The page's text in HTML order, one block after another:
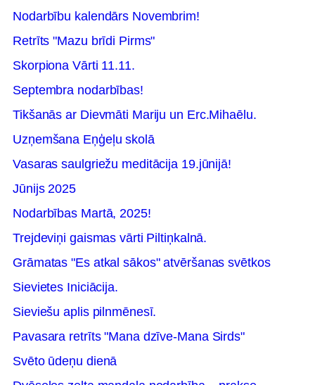
Nodarbību kalendārs Novembrim!
Retrīts "Mazu brīdi Pirms"
Skorpiona Vārti 11.11.
Septembra nodarbības!
Tikšanās ar Dievmāti Mariju un Erc.Mihaēlu.
Uzņemšana Eņģeļu skolā
Vasaras saulgriežu meditācija 19.jūnijā!
Jūnijs 2025
Nodarbības Martā, 2025!
Trejdeviņi gaismas vārti Piltiņkalnā.
Grāmatas "Es atkal sākos" atvēršanas svētkos
Sievietes Iniciācija.
Sieviešu aplis pilnmēnesī.
Pavasara retrīts "Mana dzīve-Mana Sirds"
Svēto ūdeņu dienā